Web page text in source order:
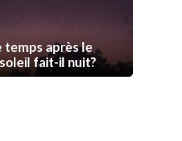
temps après le
fait-il nuit?